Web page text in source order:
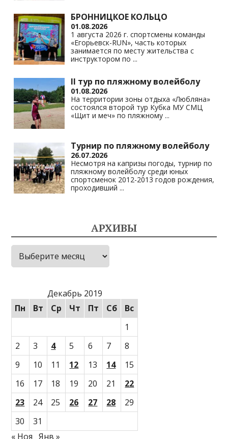
БРОННИЦКОЕ КОЛЬЦО
01.08.2026
1 августа 2026 г. спортсмены команды
«Егорьевск-RUN», часть которых
занимается по месту жительства с
инструктором по ...
II тур по пляжному волейболу
01.08.2026
На территории зоны отдыха «Любляна»
состоялся второй тур Кубка МУ СМЦ
«Щит и меч» по пляжному ...
Турнир по пляжному волейболу
26.07.2026
Несмотря на капризы погоды, турнир по
пляжному волейболу среди юных
спортсменок 2012-2013 годов рождения,
проходивший ...
АРХИВЫ
Архивы
Декабрь 2019
Пн
Вт Ср Чт Пт Сб
Вс
1
2
3 4 5 6 7
8
9
10 11 12 13 14
15
16
17 18 19 20 21
22
23
24 25 26 27 28
29
30
31
« Ноя
Янв »